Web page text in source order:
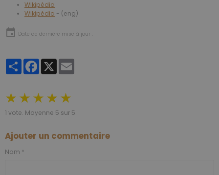
Wikipédia
Wikipédia - (eng)
Date de dernière mise à jour :
PartagerFacebook
X
★★★★★
1 vote. Moyenne 5 sur 5.
Ajouter un commentaire
Nom